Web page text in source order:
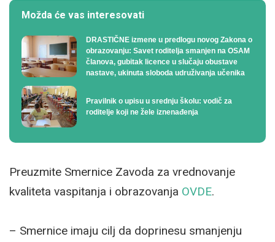
Možda će vas interesovati
DRASTIČNE izmene u predlogu novog Zakona o
obrazovanju: Savet roditelja smanjen na OSAM
članova, gubitak licence u slučaju obustave
nastave, ukinuta sloboda udruživanja učenika
Pravilnik o upisu u srednju školu: vodič za
roditelje koji ne žele iznenađenja
Preuzmite Smernice Zavoda za vrednovanje
kvaliteta vaspitanja i obrazovanja OVDE.
– Smernice imaju cilj da doprinesu smanjenju